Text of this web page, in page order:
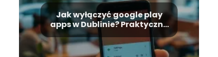
Jak wyłączyć google play
apps w Dublinie? Praktyczny
poradnik